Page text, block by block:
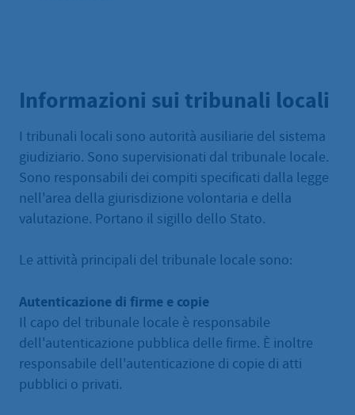
Informazioni sui tribunali locali
I tribunali locali sono autorità ausiliarie del sistema
giudiziario. Sono supervisionati dal tribunale locale.
Sono responsabili dei compiti specificati dalla legge
nell'area della giurisdizione volontaria e della
valutazione. Portano il sigillo dello Stato.
Le attività principali del tribunale locale sono:
Autenticazione di firme e copie
Il capo del tribunale locale è responsabile
dell'autenticazione pubblica delle firme. È inoltre
responsabile dell'autenticazione di copie di atti
pubblici o privati.